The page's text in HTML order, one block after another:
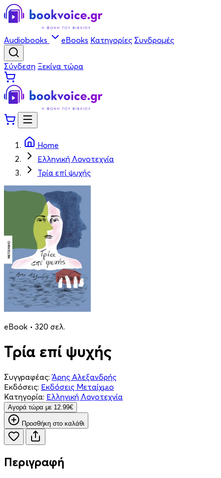
Audiobooks eBooks Κατηγορίες Συνδρομές
Σύνδεση Ξεκίνα τώρα
Home
Ελληνική Λογοτεχνία
Τρία επί ψυχής
eBook • 320 σελ.
Τρία επί ψυχής
Συγγραφέας: Άρης Αλεξανδρής
Εκδόσεις: Εκδόσεις Μεταίχμιο
Κατηγορία: Ελληνική Λογοτεχνία
Aγορά τώρα με 12.99€
Προσθήκη στο καλάθι
Περιγραφή